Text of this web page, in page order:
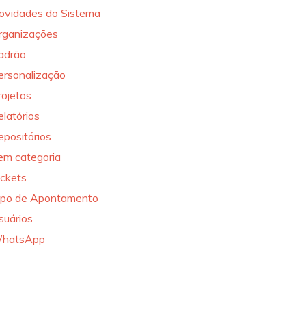
do Sistema
categoria
de Apontamento